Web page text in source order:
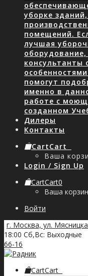
уборке
помещений.
лучшая
консультанты
помогут
именно в
работе с
созданном
Дилеры
Контакты
CartCart
Ваша
Login / Sign Up
CartCart0
Ваша
Войти
г. Москва, ул.
18:00 Сб,Вс: Выходные
66-16
CartCart